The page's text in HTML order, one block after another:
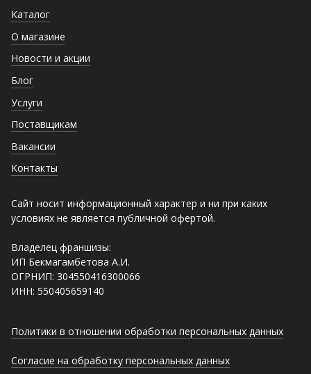
Каталог
О магазине
Новости и акции
Блог
Услуги
Поставщикам
Вакансии
Контакты
Сайт носит информационный характер и ни при каких
условиях не является публичной офертой.
Владелец франшизы:
ИП Бекмагамбетова А.И.
ОГРНИП: 304550416300066
ИНН: 550405659140
Политики в отношении обработки персональных данных
Согласие на обработку персональных данных